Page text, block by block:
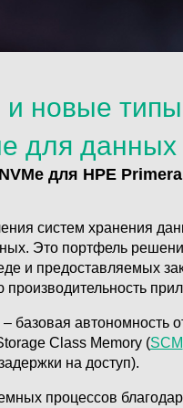
новые
для данных
для HPE
систем хранения
Это портфель
и предоставляемых
автономность
Class Memory (SCM
на доступ).
процессов